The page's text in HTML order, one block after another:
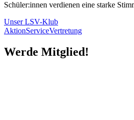
Schüler:innen verdienen eine starke
Unser LSV-Klub
AktionServiceVertretung
Werde Mitglied!